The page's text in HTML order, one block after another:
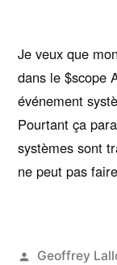
Je veux que
dans le $scope
événement
Pourtant ça
systèmes sont
ne peut pas
Publié
Geoffrey